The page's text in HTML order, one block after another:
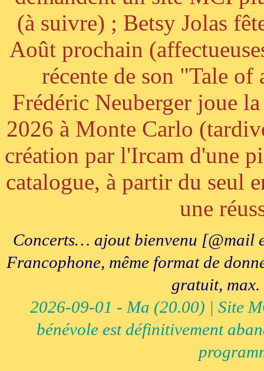
(à suivre) ; Betsy Jolas
Août prochain
récente de son "Tale of
Frédéric Neuberger joue
2026 à Monte Carlo
création par l'Ircam d'une
catalogue, à partir du seul
une
Concerts… ajout bienvenu [@mail
Francophone, même format de
gratuit,
2026-09-01 - Ma (20.00) | Site
bénévole est définitivement